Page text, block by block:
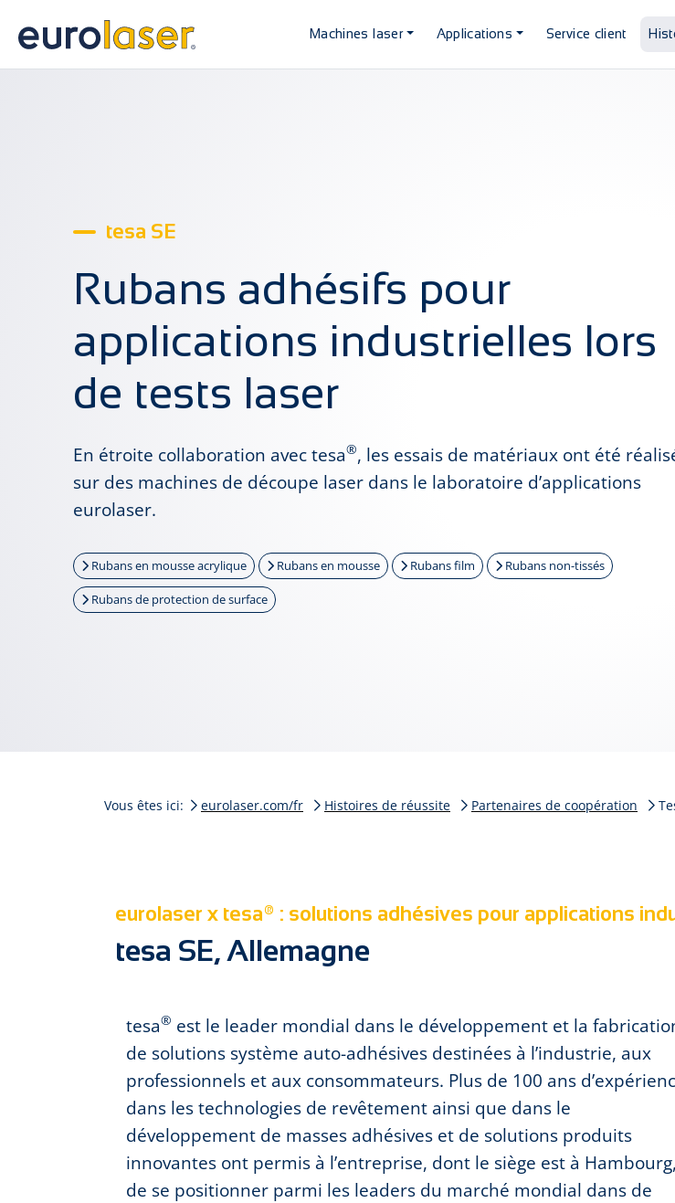
Machines laser Applications Service client
tesa SE
Rubans adhésifs pour
applications industrielles lors
de tests laser
En étroite collaboration avec tesa®, les essais de matériaux ont été
sur des machines de découpe laser dans le laboratoire d’applications
eurolaser.
Rubans en mousse acrylique Rubans en mousse Rubans film Rubans non-tissés
Rubans de protection de surface
Vous êtes ici: eurolaser.com/fr Histoires de réussite Partenaires de coopération
eurolaser x tesa® : solutions adhésives pour applications
tesa SE, Allemagne
tesa® est le leader mondial dans le développement et la
de solutions système auto-adhésives destinées à l’industrie, aux
professionnels et aux consommateurs. Plus de 100 ans
dans les technologies de revêtement ainsi que dans le
développement de masses adhésives et de solutions produits
innovantes ont permis à l’entreprise, dont le siège est à Hambourg,
de se positionner parmi les leaders du marché mondial dans de